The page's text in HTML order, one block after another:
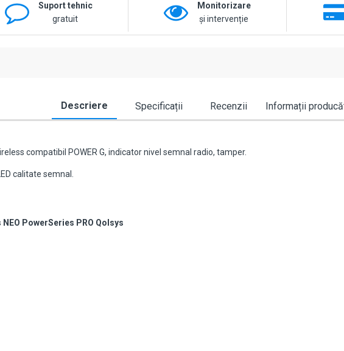
Suport tehnic
gratuit
Monitorizare
și intervenție
Descriere Specificații Recenzii Informații
compatibil POWER G, indicator nivel semnal radio, tamper.
calitate semnal.
PowerSeries PRO Qolsys